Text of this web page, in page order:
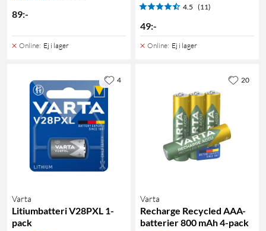
89:-
Online: Ej i lager
4.5 (11)
49:-
Online: Ej i lager
Varta
Litiumbatteri V28PXL 1-
pack
4
Varta
Recharge Recycled AAA-
batterier 800 mAh 4-pack
20